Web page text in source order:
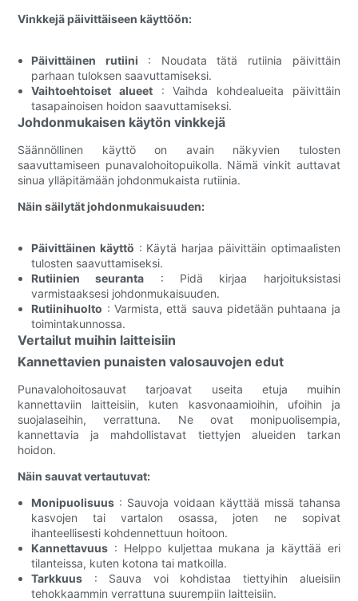
Vinkkejä päivittäiseen käyttöön:
Päivittäinen rutiini : Noudata tätä rutiinia päivittäin
parhaan tuloksen saavuttamiseksi.
Vaihtoehtoiset alueet: Vaihda kohdealueita päivittäin
tasapainoisen hoidon saavuttamiseksi.
Johdonmukaisen käytön vinkkejä
Säännöllinen käyttö on avain näkyvien tulosten
saavuttamiseen punavalohoitopuikolla. Nämä vinkit auttavat
sinua ylläpitämään johdonmukaista rutiinia.
Näin säilytät johdonmukaisuuden:
Päivittäinen käyttö : Käytä harjaa päivittäin optimaalisten
tulosten saavuttamiseksi.
Rutiinien seuranta : Pidä kirjaa harjoituksistasi
varmistaaksesi johdonmukaisuuden.
Rutiinihuolto : Varmista, että sauva pidetään puhtaana ja
toimintakunnossa.
Vertailut muihin laitteisiin
Kannettavien punaisten valosauvojen edut
Punavalohoitosauvat tarjoavat useita etuja muihin
kannettaviin laitteisiin, kuten kasvonaamioihin, ufoihin ja
suojalaseihin, verrattuna. Ne ovat monipuolisempia,
kannettavia ja mahdollistavat tiettyjen alueiden tarkan
hoidon.
Näin sauvat vertautuvat:
Monipuolisuus : Sauvoja voidaan käyttää missä tahansa
kasvojen tai vartalon osassa, joten ne sopivat
ihanteellisesti kohdennettuun hoitoon.
Kannettavuus : Helppo kuljettaa mukana ja käyttää eri
tilanteissa, kuten kotona tai matkoilla.
Tarkkuus : Sauva voi kohdistaa tiettyihin alueisiin
tehokkaammin verrattuna suurempiin laitteisiin.